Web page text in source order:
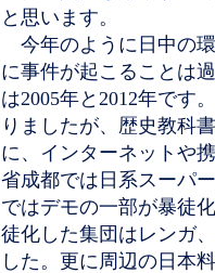
と思います。
今年のように日中の
に事件が起こることは
は2005年と2012年です
りましたが、歴史教科
に、インターネットや
省成都では日系スーパ
ではデモの一部が暴徒
徒化した集団はレンガ
した。更に周辺の日本